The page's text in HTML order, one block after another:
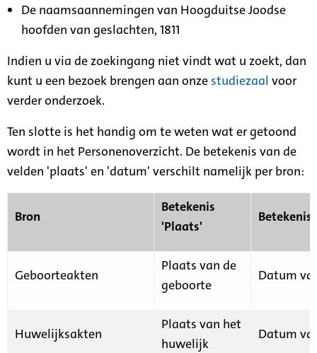
De naamsaannemingen van Hoogduitse Joodse
hoofden van geslachten, 1811
Indien u via de zoekingang niet vindt wat u zoekt, dan
kunt u een bezoek brengen aan onze studiezaal voor
verder onderzoek.
Ten slotte is het handig om te weten wat er getoond
wordt in het Personenoverzicht. De betekenis van de
velden 'plaats' en 'datum' verschilt namelijk per bron:
Bron
Betekenis
'Plaats'
Geboorteakten
Plaats van de
geboorte
Datum
Huwelijksakten
Plaats van het
huwelijk
Datum